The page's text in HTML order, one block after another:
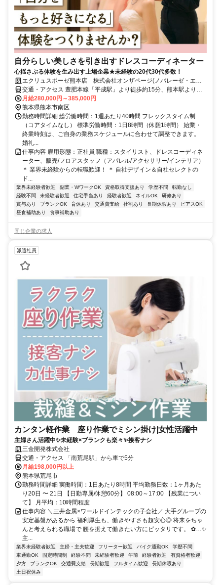
自分らしい美しさを引き出すドレスコーディネーター
心揺さぶる体験を生み出す上場企業★未経験の20代30代多数！
エクリュスポーゼ熊本店 株式会社オンザページ(ノバレーゼ・エス
クリ統合会社)
交通・アクセス 豊肥本線「平成駅」より徒歩約15分、熊本駅より車
で10分◆転勤なし◆交通費支給
月給280,000円～385,000円
熊本県熊本市南区
勤務時間詳細 総労働時間：1週あたり40時間 フレックスタイム制
（コアタイムなし） 標準労働時間：1日8時間（休憩1時間） 始業・
終業時刻は、ご自身の業務スケジュールに合わせて調整できます。
婚礼...
仕事内容 雇用形態：正社員 職種：スタイリスト、ドレスコーディネ
ーター、販売/フロアスタッフ（アパレル/アクセサリー/インテリア）
＊ 業界未経験からの転職歓迎！ ＊ 自社デザイン＆自社セレクトの
ド...
業界未経験者歓迎 副業・WワークOK 資格取得支援あり 学歴不問
転勤なし
経験不問
未経験者歓迎 住宅手当あり 経験者歓迎 ネイルOK
研修あり
賞与あり
ブランクOK 育休あり 交通費支給 社割あり 長期休暇あり
ピアスOK
昼食補助あり
食事補助あり
同じ企業の求人
派遣社員
カンタン軽作業 座り作業でミシン掛け|女性活躍中
主婦さん活躍中✨未経験×ブランクも楽々✨接客ナシ
三金開発株式会社
交通・アクセス 「南荒尾駅」から車で5分
月給198,000円以上
熊本県荒尾市
勤務時間詳細 実働時間：1日あたり8時間 平均勤務日数：1ヶ月あた
り20日 〜 21日 【日勤専属/休憩60分】 08:00～17:00 【残業につい
て】 月平均：10時間程度
仕事内容 ＼三井金属×ワールドインテックの子会社／ 大手グループの
安定基盤があるから 福利厚生も、働きやすさも超安心◎ 将来をちゃ
んと考えられる職場で 腰を据えて働きたい方にピッタリです。 ✿…✨
主...
業界未経験者歓迎 主婦・主夫歓迎 フリーター歓迎 バイク通勤OK
学歴不問
車通勤OK
固定時間制 経験不問 未経験者歓迎 午前 経験者歓迎
有資格者歓迎
夕方
ブランクOK 交通費支給 長期歓迎 フルタイム歓迎
長期休暇あり
土日祝休み